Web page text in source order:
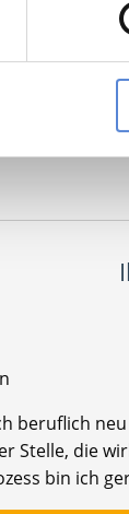
beruflich
Stelle, die
bin ich